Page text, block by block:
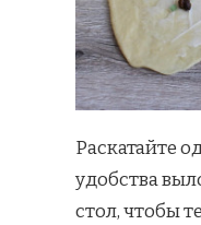
Раскатайте
удобства
стол, чтобы